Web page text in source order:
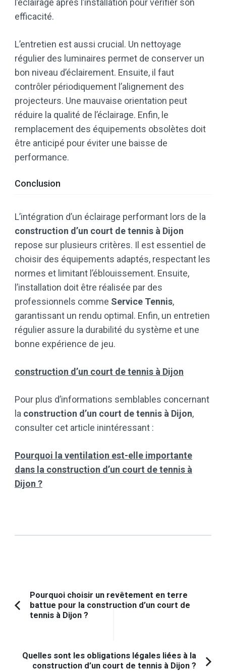
l’éclairage après l’installation pour vérifier son
efficacité.
L’entretien est aussi crucial. Un nettoyage
régulier des luminaires permet de conserver un
bon niveau d’éclairement. Ensuite, il faut
contrôler périodiquement l’alignement des
projecteurs. Une mauvaise orientation peut
réduire la qualité de l’éclairage. Enfin, le
remplacement des équipements obsolètes doit
être anticipé pour éviter une baisse de
performance.
Conclusion
L’intégration d’un éclairage performant lors de la
construction d’un court de tennis à Dijon
repose sur plusieurs critères. Il est essentiel de
choisir des équipements adaptés, respectant les
normes et limitant l’éblouissement. Ensuite,
l’installation doit être réalisée par des
professionnels comme Service Tennis,
garantissant un rendu optimal. Enfin, un entretien
régulier assure la durabilité du système et une
bonne expérience de jeu.
construction d’un court de tennis à Dijon
Pour plus d’informations semblables concernant
la construction d’un court de tennis à Dijon,
consulter cet article inintéressant :
Pourquoi la ventilation est-elle importante
dans la construction d’un court de tennis à
Dijon ?
Navigation
d'article
Article
Pourquoi choisir un revêtement en terre
battue pour la construction d’un court de
tennis à Dijon ?
Quelles sont les obligations légales liées à la
construction d’un court de tennis à Dijon ?